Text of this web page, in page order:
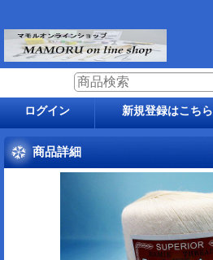
ログイン 新規登録はこちら
商品詳細